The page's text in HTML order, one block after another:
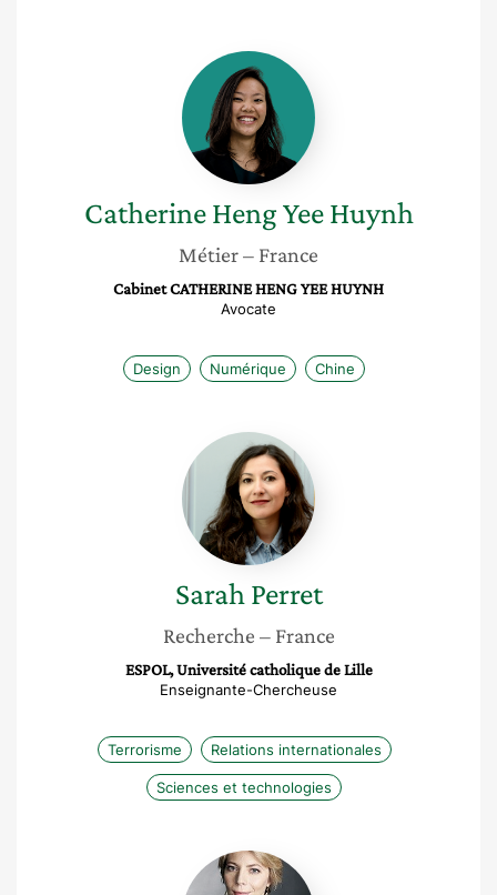
Catherine
Heng
Yee
Huynh
Catherine Heng Yee Huynh
Métier– France
Cabinet CATHERINE HENG YEE HUYNH
Avocate
Design Numérique Chine
Sarah
Perret
Sarah Perret
Recherche – France
ESPOL, Université catholique de Lille
Enseignante-Chercheuse
Terrorisme Relations internationales
Sciences et technologies
Garance
Mathias